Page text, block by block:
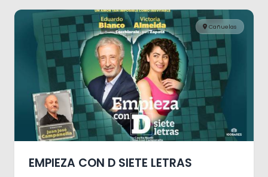
Cañuelas
EMPIEZA CON D SIETE LETRAS